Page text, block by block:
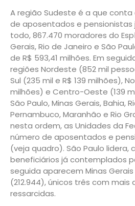
A região Sudeste é a que
de aposentados e pensionistas
todo, 867.470 moradores do
Gerais, Rio de Janeiro e São
de R$ 593,41 milhões. Em
regiões Nordeste (852 mil
Sul (235 mil e R$ 139 milhões),
milhões) e Centro-Oeste (139
São Paulo, Minas Gerais, Bahia,
Pernambuco, Maranhão e Rio
nesta ordem, as Unidades da
número de aposentados e
(veja quadro). São Paulo lidera,
beneficiários já contemplados
seguida aparecem Minas Gerais
(212.944), únicos três com mais
ressarcidas.